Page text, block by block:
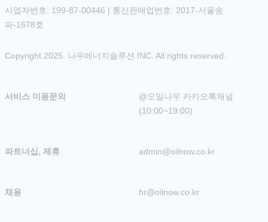
사업자번호: 199-87-00446 | 통신판매업번호: 2017-서울송
파-1678호
Copyright 2025. 나우에너지솔루션 INC. All rights reserved.
서비스 이용문의
@오일나우 카카오톡채널
(10:00~19:00)
파트너십, 제휴 admin@oilnow.co.kr
채용 hr@oilnow.co.kr